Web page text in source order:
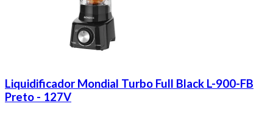
Liquidificador Mondial Turbo Full Black L-900-FB
Preto - 127V